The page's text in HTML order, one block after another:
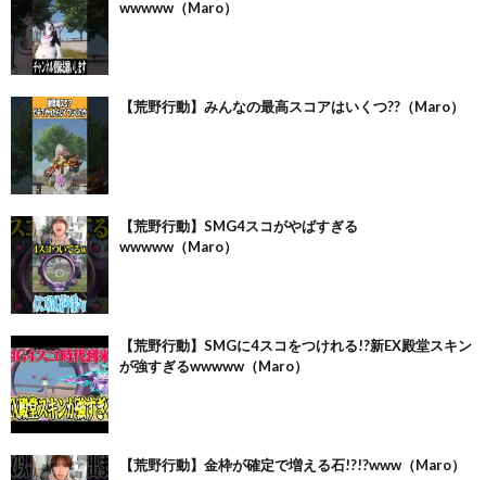
wwwww（Maro）
【荒野行動】みんなの最高スコアはいくつ??（Maro）
【荒野行動】SMG4スコがやばすぎる
wwwww（Maro）
【荒野行動】SMGに4スコをつけれる!?新EX殿堂スキン
が強すぎるwwwww（Maro）
【荒野行動】金枠が確定で増える石!?!?www（Maro）